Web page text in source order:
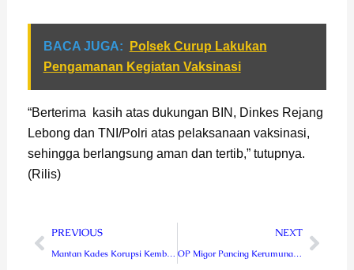
BACA JUGA:
Polsek Curup Lakukan
Pengamanan Kegiatan Vaksinasi
“Berterima kasih atas dukungan BIN, Dinkes Rejang
Lebong dan TNI/Polri atas pelaksanaan vaksinasi,
sehingga berlangsung aman dan tertib,” tutupnya.
(Rilis)
Prev
PREVIOUS
Mantan Kades Korupsi Kembalikan Kerugian Negara Rp 47 Juta
NEXT
OP Migor Pancing Kerumunan, HMI Cabang Curup Angkat Bicara
Next